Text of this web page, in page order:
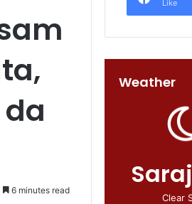
6 minutes read
Like
Weather
Clear